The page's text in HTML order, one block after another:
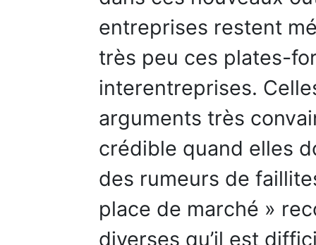
entreprises restent
très peu ces plates-
interentreprises.
arguments très
crédible quand elles
des rumeurs de
place de marché »
diverses qu’il est